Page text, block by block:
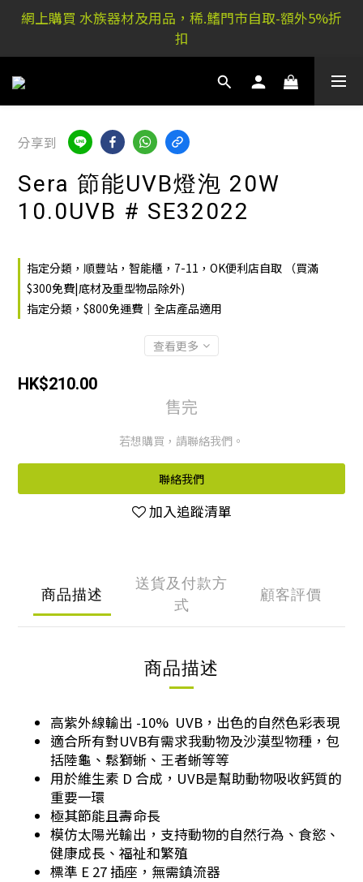
稀.鰭元朗店: 又新街51P號富祐閣16號地下｜ 稀.鰭旺角
店: 西洋菜南街101號金德行11樓
網上購買 水族器材及用品，稀.鰭門市自取-額外5%折
扣
稀.鰭元朗店: 又新街51P號富祐閣16號地下｜ 稀.鰭旺角
店: 西洋菜南街101號金德行11樓
分享到
Sera 節能UVB燈泡 20W
10.0UVB # SE32022
指定分類，順豐站，智能櫃，7-11，OK便利店自取 （買滿
$300免費|底材及重型物品除外)
指定分類，$800免運費｜全店產品適用
查看更多
HK$210.00
售完
若想購買，請聯絡我們。
聯絡我們
加入追蹤清單
商品描述
送貨及付款方
式
顧客評價
商品描述
高紫外線輸出 -10% UVB，出色的自然色彩表現
適合所有對UVB有需求我動物及沙漠型物種，包
括陸龜、鬆獅蜥、王者蜥等等
用於維生素 D 合成，UVB是幫助動物吸收鈣質的
重要一環
極其節能且壽命長
模仿太陽光輸出，支持動物的自然行為、食慾、
健康成長、福祉和繁殖
標準 E 27 插座，無需鎮流器